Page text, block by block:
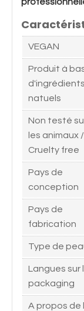
VEGAN
Produit à
d'ingrédients
natuels
Non testé
les animaux /
Cruelty free
Pays de
conception
Pays de
fabrication
Type de
Langues sur
packaging
A propos de